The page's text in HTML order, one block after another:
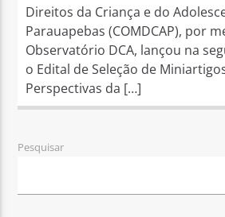
Direitos da Criança e do
Parauapebas (COMDCAP), por
Observatório DCA, lançou na
o Edital de Seleção de
Perspectivas da […]
Pesquisar